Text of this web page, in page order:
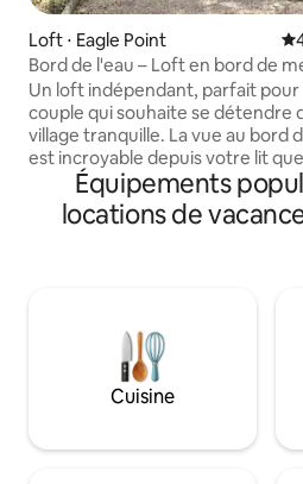
Loft ⋅ Eagle Point
Bord de l'eau – Loft en bord de
Un loft indépendant, parfait pour
couple qui souhaite se détendre
village tranquille. La vue au bord
est incroyable depuis votre lit
très confortable. Le Beachside Loft est
entièrement alimenté à l'énergie
solaire ! REMARQUE : la salle de
bienvenue » composé de muesli
céréales, de café biologique à
Équipements
locations de
Cuisine